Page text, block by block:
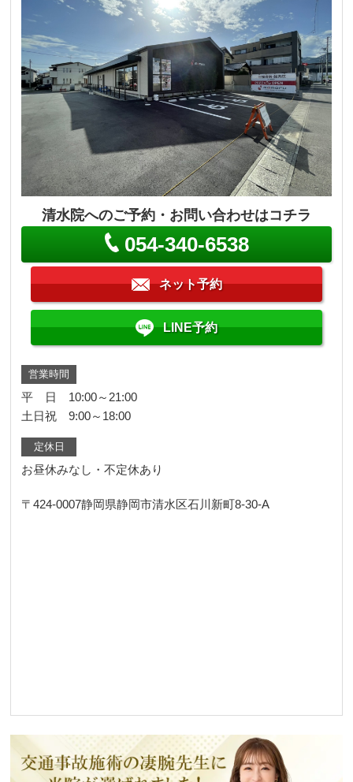
清水院へのご予約・お問い合わせはコチラ
054-340-6538
ネット予約
LINE予約
営業時間
平 日 10:00～21:00
土日祝 9:00～18:00
定休日
お昼休みなし・不定休あり
〒424-0007静岡県静岡市清水区石川新町8-30-A